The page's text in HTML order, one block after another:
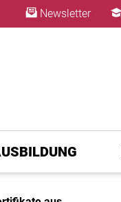
Newsletter